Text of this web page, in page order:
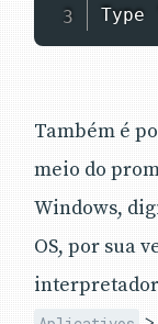
Type
Também é
meio do
Windows,
OS, por sua